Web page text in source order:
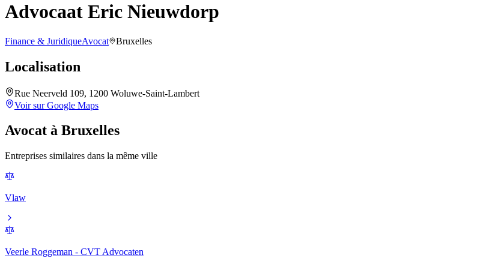
Advocaat Eric Nieuwdorp
Finance & JuridiqueAvocat Bruxelles
Localisation
Rue Neerveld 109, 1200 Woluwe-Saint-Lambert
Voir sur Google Maps
Avocat à Bruxelles
Entreprises similaires dans la même ville
Vlaw
Veerle Roggeman - CVT Advocaten